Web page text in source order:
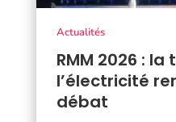
RMM 2026 :
l’électricité
débat
Actualités